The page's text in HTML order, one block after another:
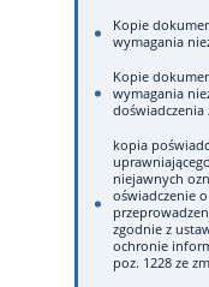
Kopie
wymagania
Kopie
wymagania
doświadczenia
kopia
niejawnych
oświadczenie
zgodnie z
ochronie
poz. 1228 ze